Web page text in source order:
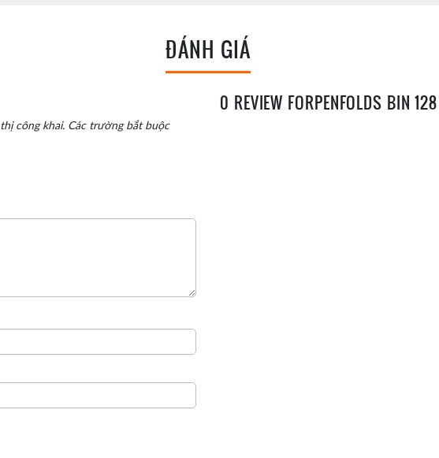
ĐÁNH GIÁ
công khai. Các trường bắt buộc
0 REVIEW FORPENFOLDS BIN 128